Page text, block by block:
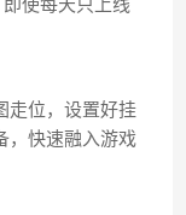
使每天只上线
走位，设置好挂
，快速融入游戏